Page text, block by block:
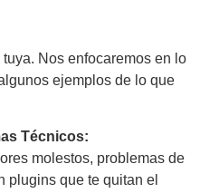
Nos enfocaremos en lo
ejemplos de lo que
Técnicos:
molestos, problemas de
plugins que te quitan el